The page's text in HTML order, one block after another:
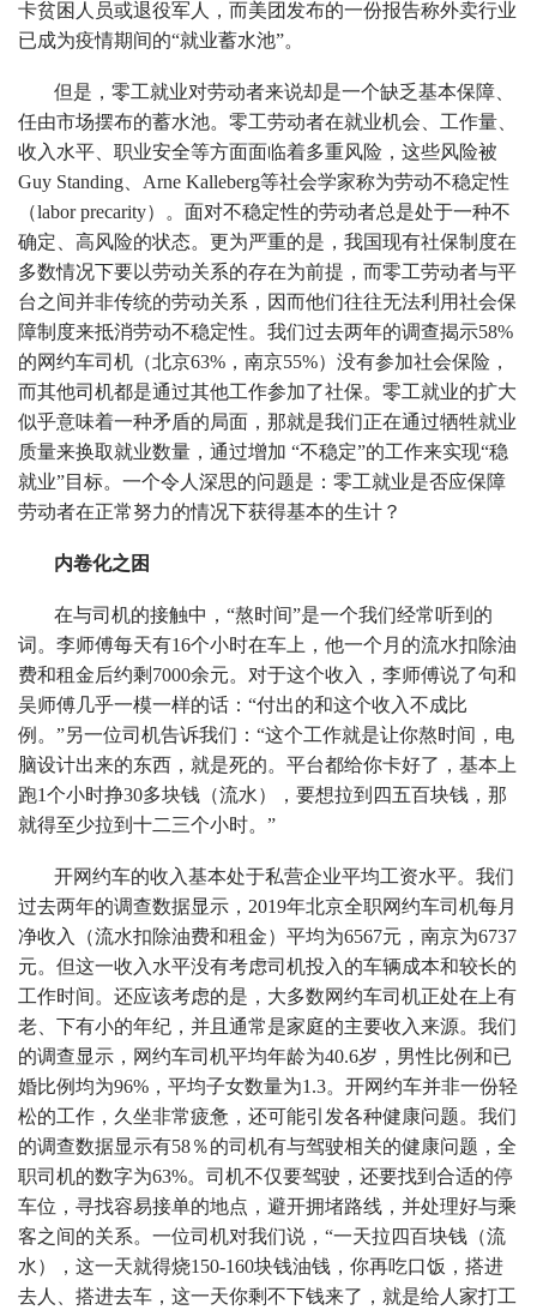
卡贫困人员或退役军人，而美团发布的一份报告称外卖行业
已成为疫情期间的“就业蓄水池”。
但是，零工就业对劳动者来说却是一个缺乏基本保障、
任由市场摆布的蓄水池。零工劳动者在就业机会、工作量、
收入水平、职业安全等方面面临着多重风险，这些风险被
Guy Standing、Arne Kalleberg等社会学家称为劳动不稳定性
（labor precarity）。面对不稳定性的劳动者总是处于一种不
确定、高风险的状态。更为严重的是，我国现有社保制度在
多数情况下要以劳动关系的存在为前提，而零工劳动者与平
台之间并非传统的劳动关系，因而他们往往无法利用社会保
障制度来抵消劳动不稳定性。我们过去两年的调查揭示58%
的网约车司机（北京63%，南京55%）没有参加社会保险，
而其他司机都是通过其他工作参加了社保。零工就业的扩大
似乎意味着一种矛盾的局面，那就是我们正在通过牺牲就业
质量来换取就业数量，通过增加 “不稳定”的工作来实现“稳
就业”目标。一个令人深思的问题是：零工就业是否应保障
劳动者在正常努力的情况下获得基本的生计？
内卷化之困
在与司机的接触中，“熬时间”是一个我们经常听到的
词。李师傅每天有16个小时在车上，他一个月的流水扣除油
费和租金后约剩7000余元。对于这个收入，李师傅说了句和
吴师傅几乎一模一样的话：“付出的和这个收入不成比
例。”另一位司机告诉我们：“这个工作就是让你熬时间，电
脑设计出来的东西，就是死的。平台都给你卡好了，基本上
跑1个小时挣30多块钱（流水），要想拉到四五百块钱，那
就得至少拉到十二三个小时。”
开网约车的收入基本处于私营企业平均工资水平。我们
过去两年的调查数据显示，2019年北京全职网约车司机每月
净收入（流水扣除油费和租金）平均为6567元，南京为6737
元。但这一收入水平没有考虑司机投入的车辆成本和较长的
工作时间。还应该考虑的是，大多数网约车司机正处在上有
老、下有小的年纪，并且通常是家庭的主要收入来源。我们
的调查显示，网约车司机平均年龄为40.6岁，男性比例和已
婚比例均为96%，平均子女数量为1.3。开网约车并非一份轻
松的工作，久坐非常疲惫，还可能引发各种健康问题。我们
的调查数据显示有58％的司机有与驾驶相关的健康问题，全
职司机的数字为63%。司机不仅要驾驶，还要找到合适的停
车位，寻找容易接单的地点，避开拥堵路线，并处理好与乘
客之间的关系。一位司机对我们说，“一天拉四百块钱（流
水），这一天就得烧150-160块钱油钱，你再吃口饭，搭进
去人、搭进去车，这一天你剩不下钱来了，就是给人家打工